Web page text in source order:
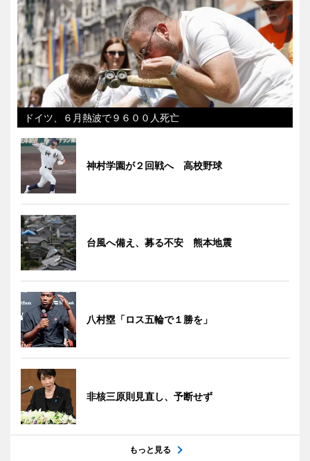
ドイツ、６月熱波で９６００人死亡
神村学園が２回戦へ 高校野球
台風へ備え、募る不安 熊本地震
八村塁「ロス五輪で１勝を」
非核三原則見直し、予断せず
もっと見る